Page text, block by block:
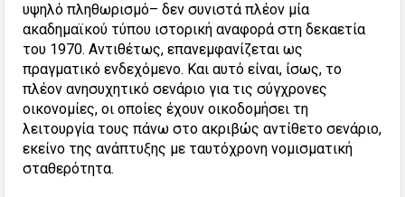
υψηλό πληθωρισμό– δεν συνιστά πλέον μία
ακαδημαϊκού τύπου ιστορική αναφορά στη δεκαετία
του 1970. Αντιθέτως, επανεμφανίζεται ως
πραγματικό ενδεχόμενο. Και αυτό είναι, ίσως, το
πλέον ανησυχητικό σενάριο για τις σύγχρονες
οικονομίες, οι οποίες έχουν οικοδομήσει τη
λειτουργία τους πάνω στο ακριβώς αντίθετο σενάριο,
εκείνο της ανάπτυξης με ταυτόχρονη νομισματική
σταθερότητα.